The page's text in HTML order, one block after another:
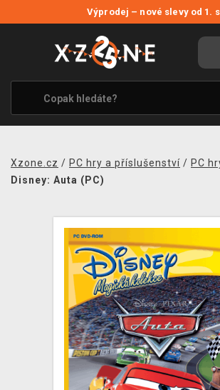
Výprodej – nové slevy od 1.
VÝPRODEJ
VIDEOHRY
XZONE ORIGINALS
TÉMATIKY
MERCHANDISE
PRODEJNY
DOPRAVA
XZONE KLUB
Xzone.cz / PC hry a příslušenství / PC
Disney: Auta (PC)